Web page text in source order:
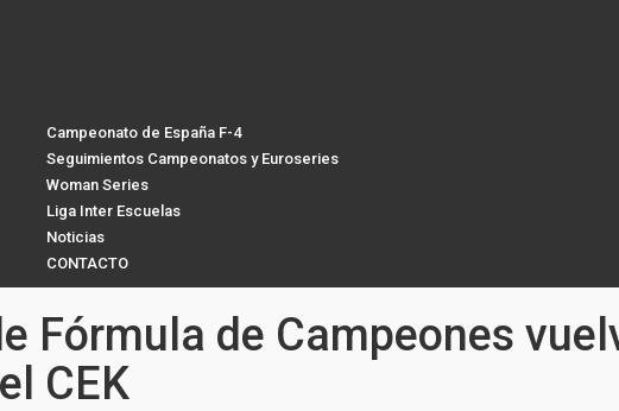
Campeonato de España F-4
Seguimientos Campeonatos y Euroseries
Woman Series
Liga Inter Escuelas
Noticias
CONTACTO
Fórmula de Campeones
CEK